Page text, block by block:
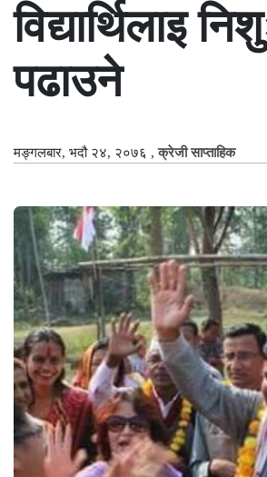
विद्यार्थिलाइ
पढाउने
मङ्गलबार, भदौ २४, २०७६ ,क्रेजी साप्ताहिक